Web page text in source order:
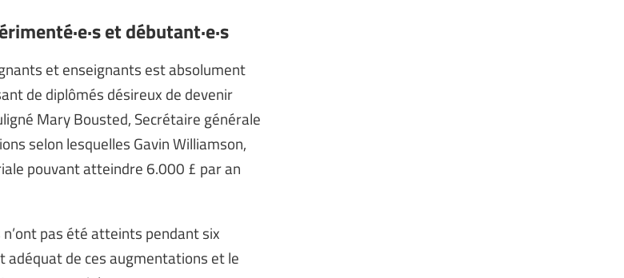
et débutant·e·s
et enseignants est absolument
de diplômés désireux de devenir
Mary Bousted, Secrétaire générale
selon lesquelles Gavin Williamson,
pouvant atteindre 6.000 £ par an
pas été atteints pendant six
adéquat de ces augmentations et le